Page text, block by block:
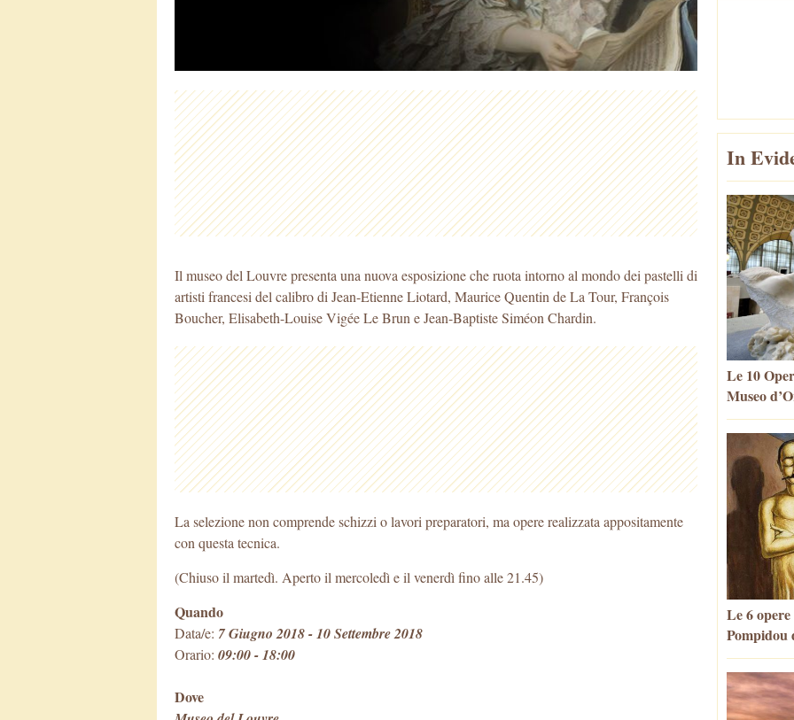
Il museo del Louvre presenta una nuova esposizione che ruota intorno al mondo dei pastelli di
artisti francesi del calibro di Jean-Etienne Liotard, Maurice Quentin de La Tour, François
Boucher, Elisabeth-Louise Vigée Le Brun e Jean-Baptiste Siméon Chardin.
La selezione non comprende schizzi o lavori preparatori, ma opere realizzata appositamente
con questa tecnica.
(Chiuso il martedì. Aperto il mercoledì e il venerdì fino alle 21.45)
Quando
Data/e: 7 Giugno 2018 - 10 Settembre 2018
Orario: 09:00 - 18:00
Dove
In
Le 10
Museo
Le 6
Pompidou